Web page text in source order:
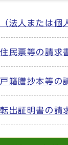
法人または個
民票等の請求
籍謄抄本等の
出証明書の請